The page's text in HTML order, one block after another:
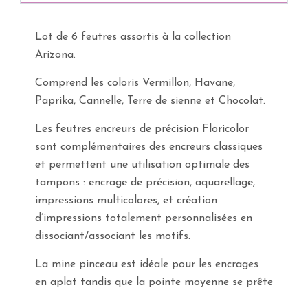
Lot de 6 feutres assortis à la collection
Arizona.
Comprend les coloris Vermillon, Havane,
Paprika, Cannelle, Terre de sienne et Chocolat.
Les feutres encreurs de précision Floricolor
sont complémentaires des encreurs classiques
et permettent une utilisation optimale des
tampons : encrage de précision, aquarellage,
impressions multicolores, et création
d’impressions totalement personnalisées en
dissociant/associant les motifs.
La mine pinceau est idéale pour les encrages
en aplat tandis que la pointe moyenne se prête